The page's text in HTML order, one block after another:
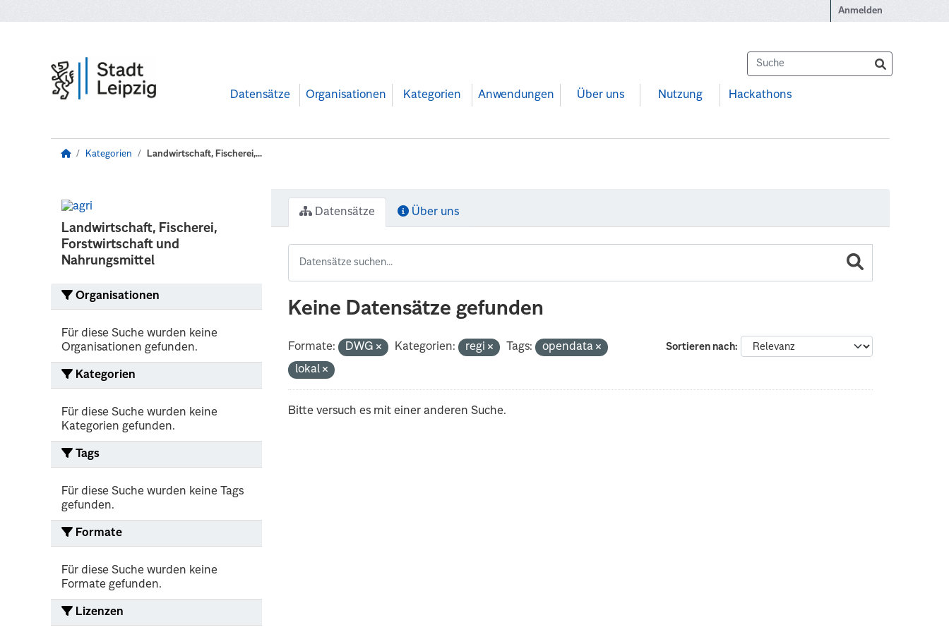
Anmelden
Datensätze Organisationen Kategorien Anwendungen Über uns Nutzung Hackathons
Kategorien Landwirtschaft, Fischerei,...
Landwirtschaft, Fischerei,
Forstwirtschaft und
Nahrungsmittel
Organisationen
Für diese Suche wurden keine
Organisationen gefunden.
Kategorien
Für diese Suche wurden keine
Kategorien gefunden.
Tags
Für diese Suche wurden keine Tags
gefunden.
Formate
Für diese Suche wurden keine
Formate gefunden.
Lizenzen
Datensätze Über uns
Keine Datensätze gefunden
Sortieren nach
Formate: DWG Kategorien: regi Tags:
opendata
lokal
Bitte versuch es mit einer anderen Suche.